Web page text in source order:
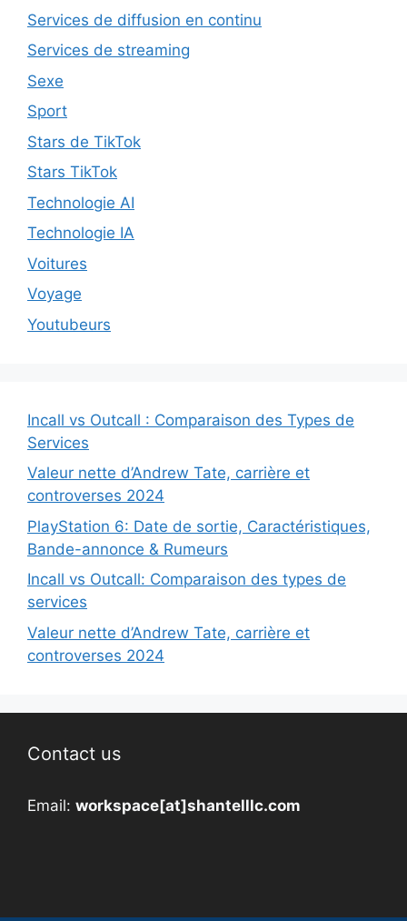
Services de diffusion en continu
Services de streaming
Sexe
Sport
Stars de TikTok
Stars TikTok
Technologie AI
Technologie IA
Voitures
Voyage
Youtubeurs
Incall vs Outcall : Comparaison des Types de
Services
Valeur nette d’Andrew Tate, carrière et
controverses 2024
PlayStation 6: Date de sortie, Caractéristiques,
Bande-annonce & Rumeurs
Incall vs Outcall: Comparaison des types de
services
Valeur nette d’Andrew Tate, carrière et
controverses 2024
Contact us
Email: workspace[at]shantelllc.com